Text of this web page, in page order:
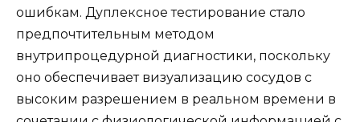
ошибкам. Дуплексное тестирование стало
предпочтительным методом
внутрипроцедурной диагностики, поскольку
оно обеспечивает визуализацию сосудов с
высоким разрешением в реальном времени в